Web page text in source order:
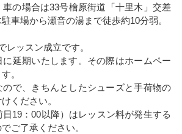
の場合は33号檜原街道「十里木」交差
車場から瀬音の湯まで徒歩約10分弱。
レッスン成立です。
延期いたします。その際はホームペー
。
ので、きちんとしたシューズと手荷物の
ください。
19：00以降）はレッスン料が発生する
ご了承ください。